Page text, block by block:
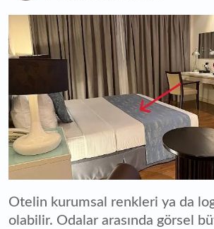
Otelin kurumsal renkleri ya da
olabilir. Odalar arasında görsel